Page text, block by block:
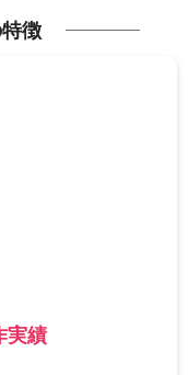
徴
実績